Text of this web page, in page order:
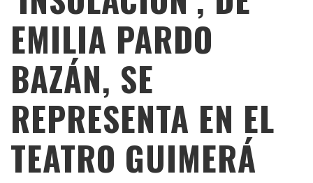
EMILIA PARDO
BAZÁN, SE
REPRESENTA EN EL
TEATRO GUIMERÁ